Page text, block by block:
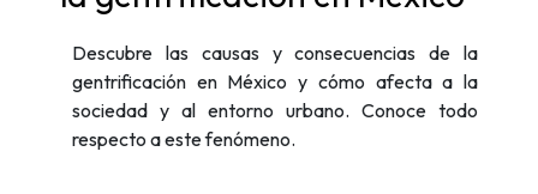
Descubre las causas y consecuencias de la
gentrificación en México y cómo afecta a la
sociedad y al entorno urbano. Conoce todo
respecto a este fenómeno.